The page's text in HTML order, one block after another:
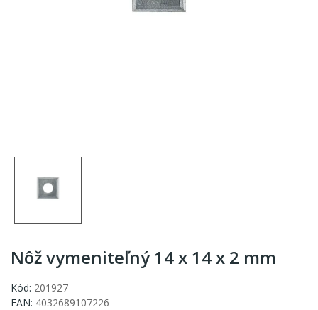
Nôž vymeniteľný 14 x 14 x 2 mm
Kód: 201927
EAN: 4032689107226